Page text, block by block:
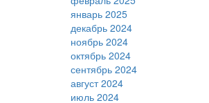
январь 2025
декабрь 2024
ноябрь 2024
октябрь 2024
сентябрь 2024
август 2024
июль 2024